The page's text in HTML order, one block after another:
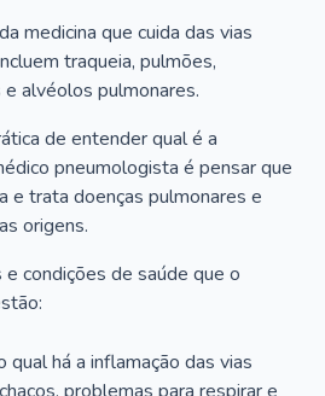
medicina que cuida das vias
traqueia, pulmões,
alvéolos pulmonares.
de entender qual é a
pneumologista é pensar que
e trata doenças pulmonares e
origens.
condições de saúde que o
qual há a inflamação das vias